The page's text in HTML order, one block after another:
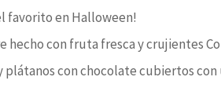
favorito en Halloween!
con fruta fresca y crujientes
plátanos con chocolate cubiertos